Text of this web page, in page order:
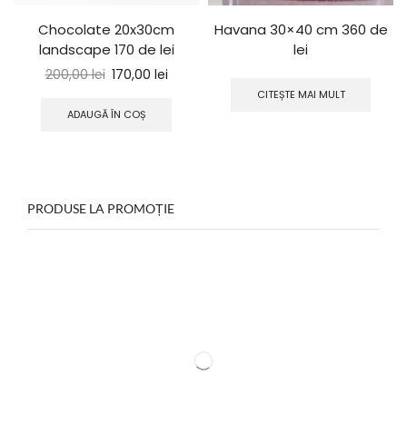
Chocolate 20x30cm
landscape 170 de lei
200,00lei 170,00 lei
ADAUGĂ ÎN COȘ
Havana 30×40 cm 360 de
lei
CITEȘTE MAI MULT
PRODUSE LA PROMOȚIE